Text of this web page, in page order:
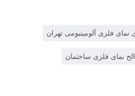
فلزی آلومینیومی تهران
نمای فلزی ساختمان